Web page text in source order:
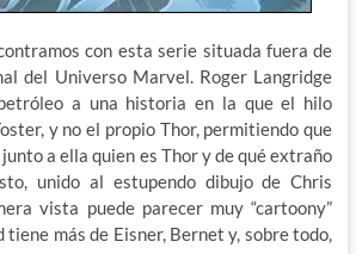
con esta serie situada fuera de
del Universo Marvel. Roger Langridge
a una historia en la que el hilo
y no el propio Thor, permitiendo que
a ella quien es Thor y de qué extraño
unido al estupendo dibujo de Chris
vista puede parecer muy “cartoony”
tiene más de Eisner, Bernet y, sobre todo,